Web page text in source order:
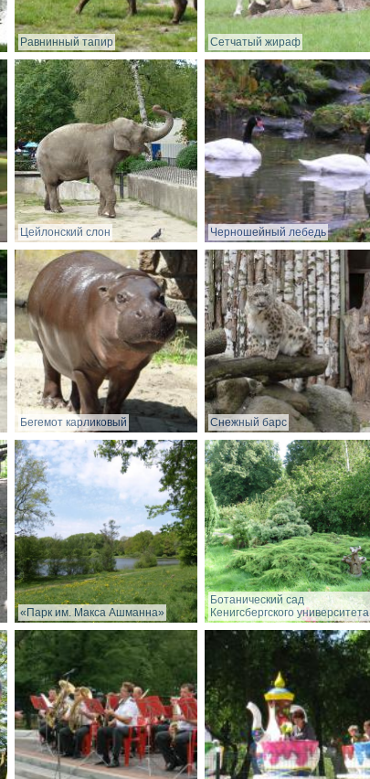
Равнинный тапир Сетчатый жираф
Цейлонский слон Черношейный лебедь
Бегемот карликовый Снежный барс
«Парк им. Макса Ашманна»
Ботанический сад
Кенигсбергского университета